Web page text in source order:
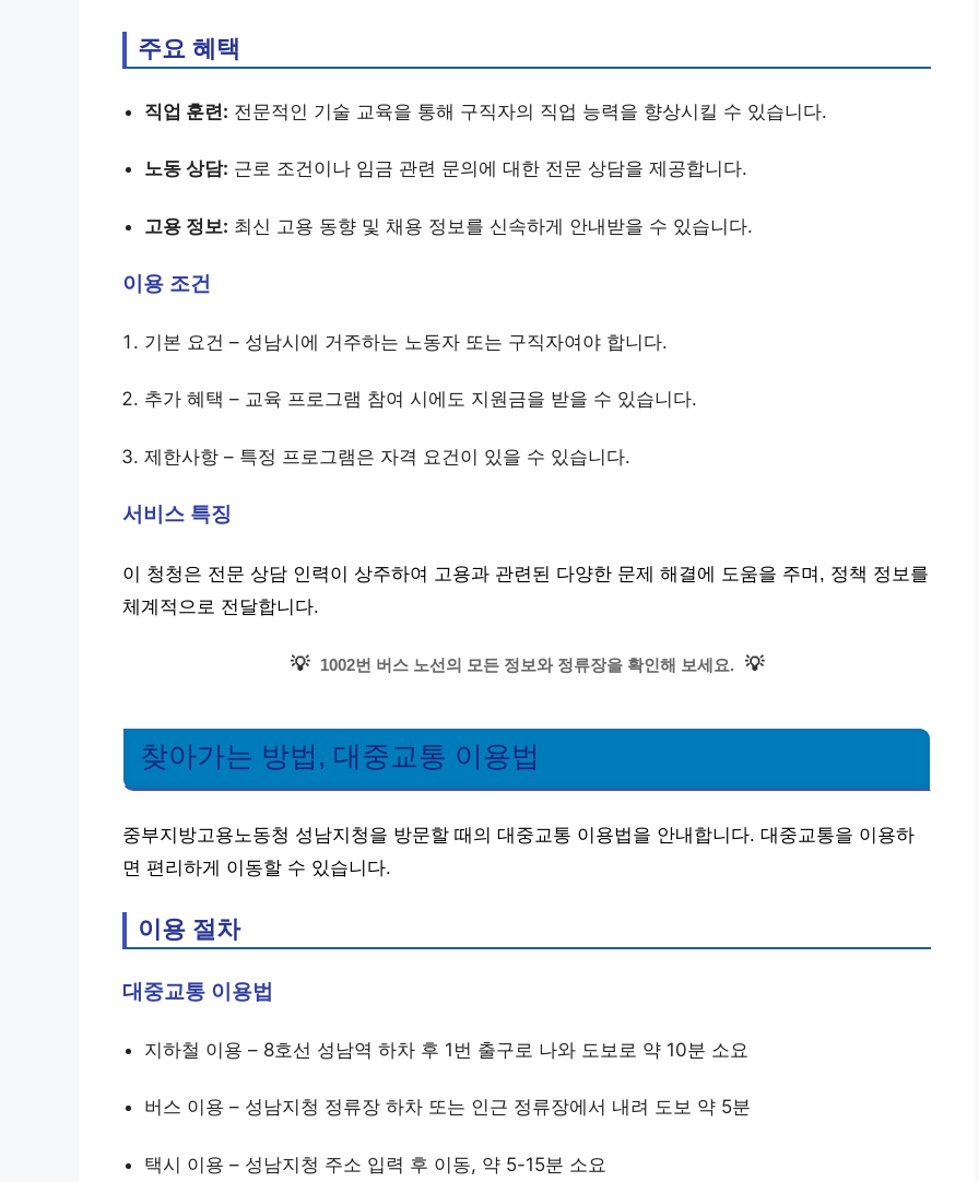
주요 혜택
직업 훈련: 전문적인 기술 교육을 통해 구직자의 직업 능력을 향상시킬 수 있습니다.
노동 상담: 근로 조건이나 임금 관련 문의에 대한 전문 상담을 제공합니다.
고용 정보: 최신 고용 동향 및 채용 정보를 신속하게 안내받을 수 있습니다.
이용 조건
기본 요건 – 성남시에 거주하는 노동자 또는 구직자여야 합니다.
추가 혜택 – 교육 프로그램 참여 시에도 지원금을 받을 수 있습니다.
제한사항 – 특정 프로그램은 자격 요건이 있을 수 있습니다.
서비스 특징
이 청청은 전문 상담 인력이 상주하여 고용과 관련된 다양한 문제 해결에 도움을 주며, 정책 정보를
체계적으로 전달합니다.
💡 1002번 버스 노선의 모든 정보와 정류장을 확인해 보세요. 💡
찾아가는 방법, 대중교통 이용법
중부지방고용노동청 성남지청을 방문할 때의 대중교통 이용법을 안내합니다. 대중교통을 이용하
면 편리하게 이동할 수 있습니다.
이용 절차
대중교통 이용법
지하철 이용 – 8호선 성남역 하차 후 1번 출구로 나와 도보로 약 10분 소요
버스 이용 – 성남지청 정류장 하차 또는 인근 정류장에서 내려 도보 약 5분
택시 이용 – 성남지청 주소 입력 후 이동, 약 5-15분 소요